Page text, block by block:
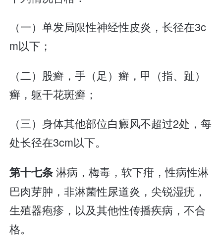
（一）单发局限性神经性皮炎，长径在3c
m以下；
（二）股癣，手（足）癣，甲（指、趾）
癣，躯干花斑癣；
（三）身体其他部位白癜风不超过2处，每
处长径在3cm以下。
第十七条淋病，梅毒，软下疳，性病性淋
巴肉芽肿，非淋菌性尿道炎，尖锐湿疣，
生殖器疱疹，以及其他性传播疾病，不合
格。